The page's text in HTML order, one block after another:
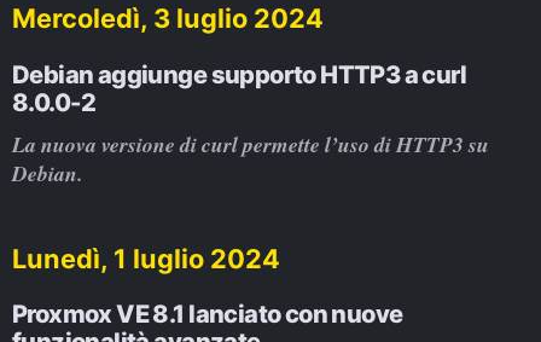
Mercoledì, 3 luglio 2024
Debian aggiunge supporto HTTP3 a curl
8.0.0-2
La nuova versione di curl permette l’uso di HTTP3 su
Debian.
Lunedì, 1 luglio 2024
Proxmox VE 8.1 lanciato con nuove